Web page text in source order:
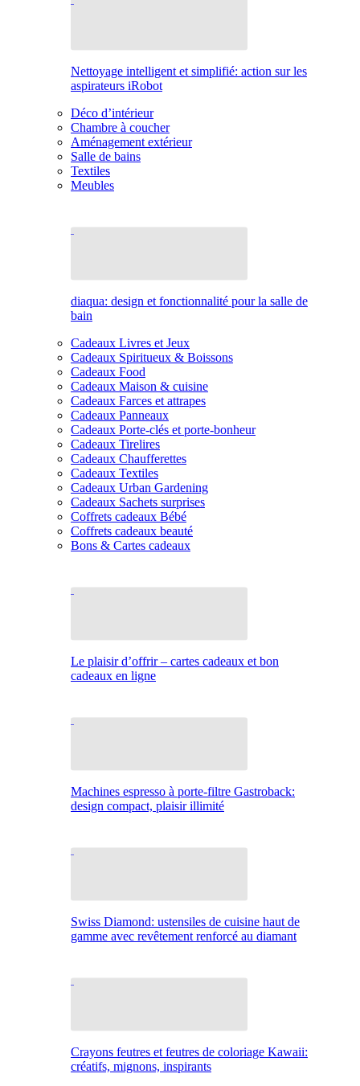
Nettoyage intelligent et simplifié: action sur les
aspirateurs iRobot
Déco d’intérieur
Chambre à coucher
Aménagement extérieur
Salle de bains
Textiles
Meubles
diaqua: design et fonctionnalité pour la salle de
bain
Cadeaux Livres et Jeux
Cadeaux Spiritueux & Boissons
Cadeaux Food
Cadeaux Maison & cuisine
Cadeaux Farces et attrapes
Cadeaux Panneaux
Cadeaux Porte-clés et porte-bonheur
Cadeaux Tirelires
Cadeaux Chaufferettes
Cadeaux Textiles
Cadeaux Urban Gardening
Cadeaux Sachets surprises
Coffrets cadeaux Bébé
Coffrets cadeaux beauté
Bons & Cartes cadeaux
Le plaisir d’offrir – cartes cadeaux et bon
cadeaux en ligne
Machines espresso à porte-filtre Gastroback:
design compact, plaisir illimité
Swiss Diamond: ustensiles de cuisine haut de
gamme avec revêtement renforcé au diamant
Crayons feutres et feutres de coloriage Kawaii:
créatifs, mignons, inspirants